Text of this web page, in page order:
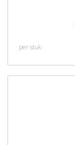
per stuk